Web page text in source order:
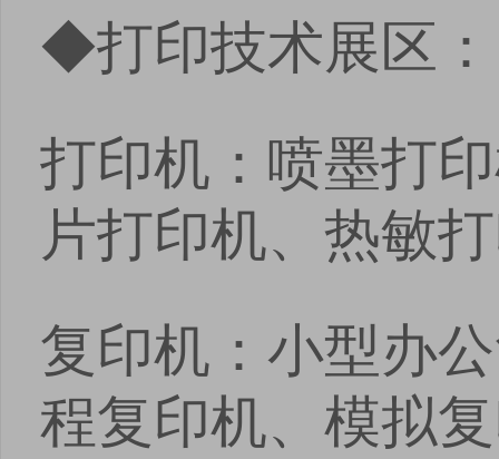
◆打印技术展区：
打印机：喷墨打
片打印机、热敏
复印机：小型办
程复印机、模拟